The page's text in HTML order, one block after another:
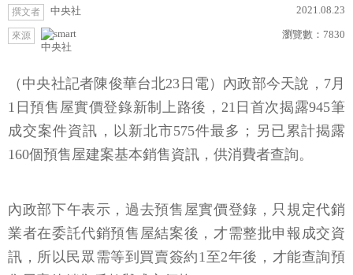
撰文者 中央社 2021.08.23
來源
中央社
瀏覽數： 7830
（中央社記者陳俊華台北23日電）內政部今天說，7月
1日預售屋實價登錄新制上路後，21日首次揭露945筆
成交案件資訊，以新北市575件最多；另已累計揭露
160個預售屋建案基本銷售資訊，供消費者查詢。
內政部下午表示，過去預售屋實價登錄，只規定代銷
業者在委託代銷預售屋結案後，才需整批申報成交資
訊，所以民眾需等到買賣簽約1至2年後，才能查詢預